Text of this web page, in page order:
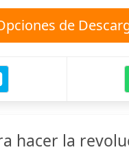
de
hacer la